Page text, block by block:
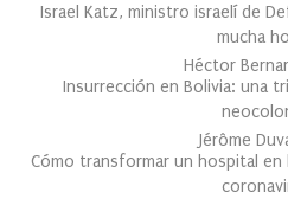
Israel Katz, ministro israelí de
mucha
Héctor
Insurrección en Bolivia: una
Jérôme
Cómo transformar un hospital